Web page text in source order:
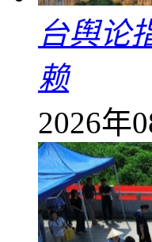
台舆论
赖
2026年